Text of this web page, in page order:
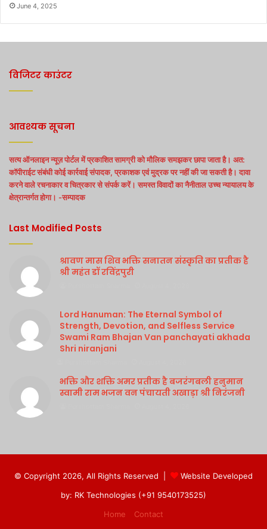
June 4, 2025
विजिटर काउंटर
आवश्यक सूचना
सत्य ऑनलाइन न्यूज़ पोर्टल में प्रकाशित सामग्री को मौलिक समझकर छापा जाता है। अत:
कॉपीराईट संबंधी कोई कार्रवाई संपादक, प्रकाशक एवं मुद्रक पर नहीं की जा सकती है। दावा
करने वाले रचनाकार व चित्रकार से संपर्क करें। समस्त विवादों का नैनीताल उच्च न्यायालय के
क्षेत्रान्तर्गत होगा। -सम्पादक
Last Modified Posts
श्रावण मास शिव भक्ति सनातन संस्कृति का प्रतीक है
श्री महंत डॉ रविंद्रपुरी
Lord Hanuman: The Eternal Symbol of
Strength, Devotion, and Selfless Service
Swami Ram Bhajan Van panchayati akhada
Shri niranjani
भक्ति और शक्ति अमर प्रतीक है बजरंगबली हनुमान
स्वामी राम भजन वन पंचायती अखाड़ा श्री निरंजनी
© Copyright 2026, All Rights Reserved |
Website Developed
by: RK Technologies (+91 9540173525)
Home
Contact